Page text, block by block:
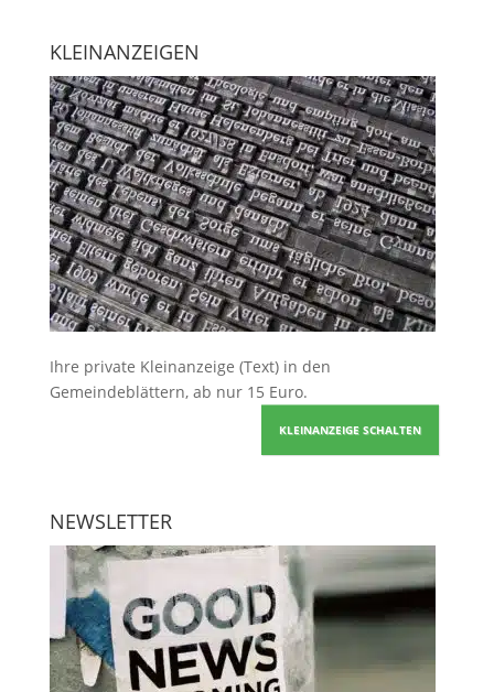
KLEINANZEIGEN
Ihre private Kleinanzeige (Text) in den
Gemeindeblättern, ab nur 15 Euro.
KLEINANZEIGE SCHALTEN
NEWSLETTER